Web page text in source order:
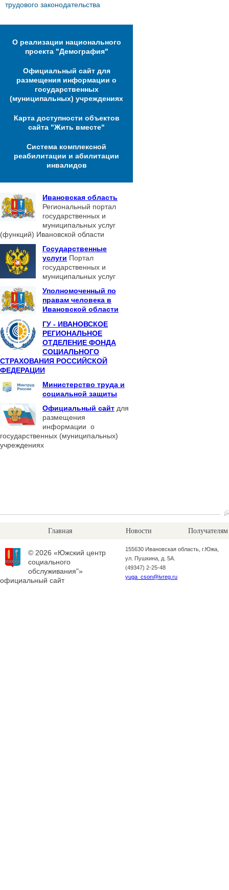
трудового законодательства
О реализации национального
проекта "Демография"
Официальный сайт для
размещения информации о
государственных
(муниципальных) учреждениях
Карта доступности объектов
сайта "Жить вместе"
Система комплексной
реабилитации и абилитации
инвалидов
Ивановская область
Региональный портал
государственных и
муниципальных услуг
(функций) Ивановской области
Государственные
услуги Портал
государственных и
муниципальных услуг
Уполномоченный по
правам человека в
Ивановской области
ГУ - ИВАНОВСКОЕ
РЕГИОНАЛЬНОЕ
ОТДЕЛЕНИЕ ФОНДА
СОЦИАЛЬНОГО
СТРАХОВАНИЯ РОССИЙСКОЙ
ФЕДЕРАЦИИ
Министерство труда и
социальной защиты
Официальный сайт для
размещения
информации о
государственных (муниципальных)
учреждениях
Главная Новости Получателям
© 2026 «Южский центр
социального
обслуживания"»
официальный сайт
155630 Ивановская область, г.Южа,
ул. Пушкина, д. 5А.
(49347) 2-25-48
yuga_cson@ivreg.ru